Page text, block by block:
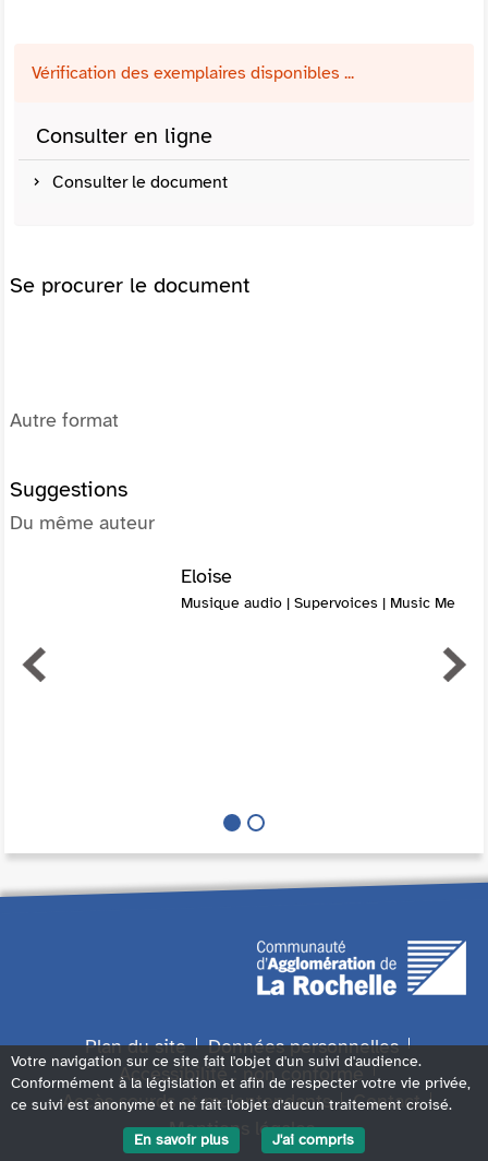
Vérification des exemplaires disponibles ...
Consulter en ligne
Consulter le document
Se procurer le document
Autre format
Suggestions
Du même auteur
Eloise
Musique audio | Supervoices | Music Me
Plan du site
Données personnelles
Accessibilité : non conforme
Accès sourds et malentendants
Contact
Mentions légales
Votre navigation sur ce site fait l'objet d'un suivi d'audience.
Conformément à la législation et afin de respecter votre vie privée,
ce suivi est anonyme et ne fait l'objet d'aucun traitement croisé.
En savoir plus
J'ai compris